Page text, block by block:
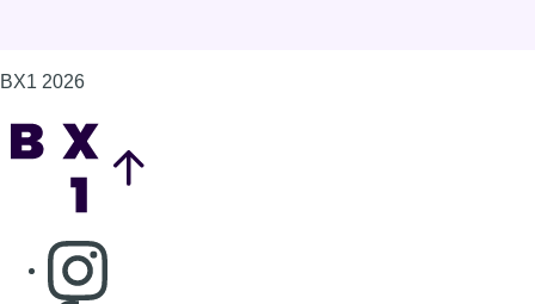
BX1 2026
Consulter page Instagram